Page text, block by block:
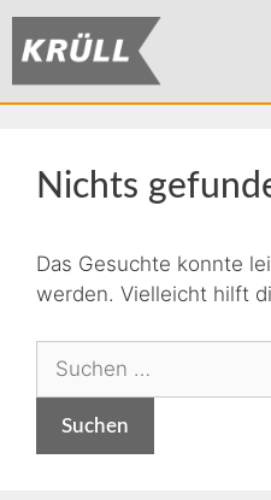
Nichts
Das Gesuchte konnte
werden. Vielleicht hilft